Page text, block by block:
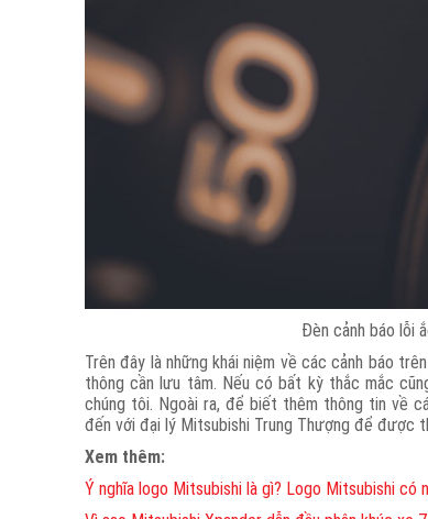
Đèn cảnh báo lỗi
Trên đây là những khái niệm về các cảnh báo
thông cần lưu tâm. Nếu có bất kỳ thắc mắc
chúng tôi. Ngoài ra, để biết thêm thông tin về
đến với đại lý Mitsubishi Trung Thượng để được
Xem thêm:
Ý nghĩa logo Mitsubishi là gì? Logo Mitsubishi có